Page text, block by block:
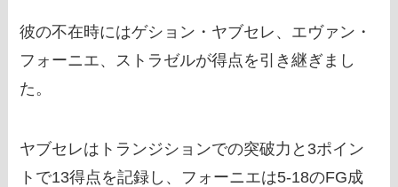
彼の不在時にはゲション・ヤブセレ、エヴァン・
フォーニエ、ストラゼルが得点を引き継ぎまし
た。
ヤブセレはトランジションでの突破力と3ポイン
トで13得点を記録し、フォーニエは5-18のFG成